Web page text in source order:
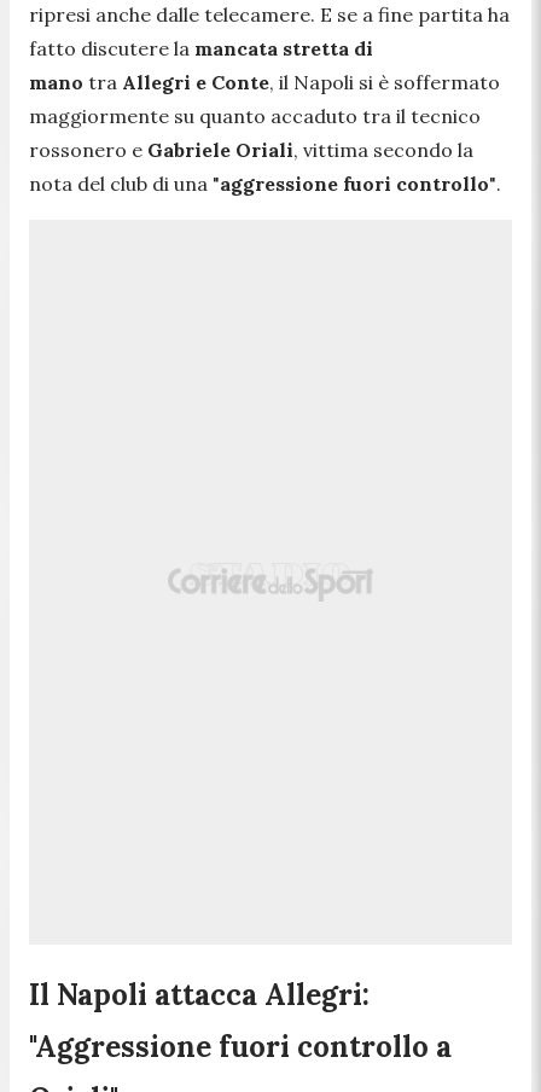
ripresi anche dalle telecamere. E se a fine partita ha
fatto discutere la mancata stretta di
mano tra Allegri e Conte, il Napoli si è soffermato
maggiormente su quanto accaduto tra il tecnico
rossonero e Gabriele Oriali, vittima secondo la
nota del club di una "aggressione fuori controllo".
Il Napoli attacca Allegri:
"Aggressione fuori controllo a